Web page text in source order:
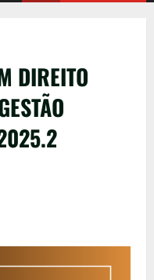
DIREITO